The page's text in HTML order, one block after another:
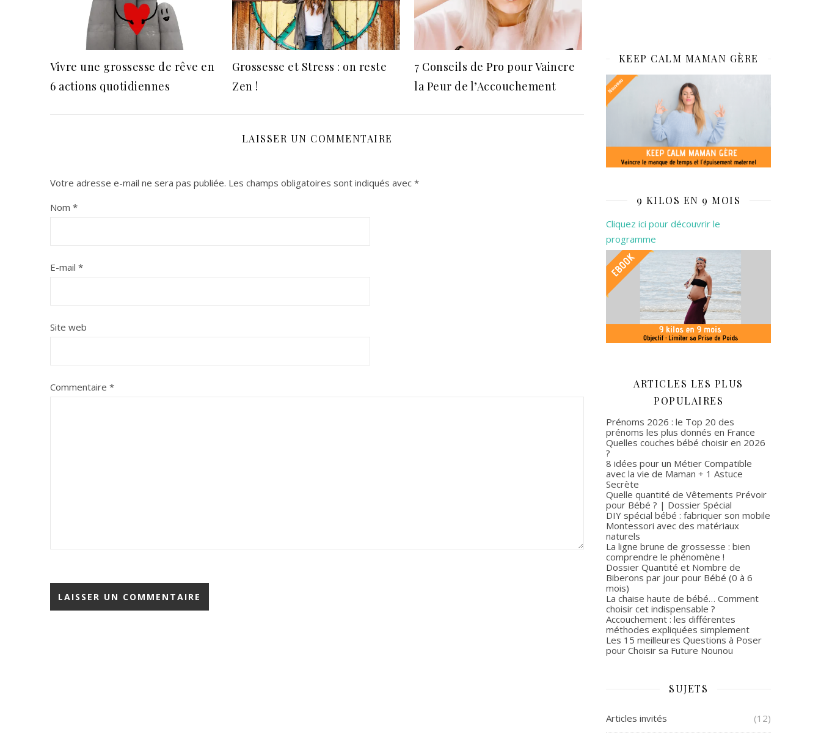
Vivre une grossesse de rêve en
6 actions quotidiennes
Grossesse et Stress : on reste
Zen !
7 Conseils de Pro pour Vaincre
la Peur de l’Accouchement
LAISSER UN COMMENTAIRE
Votre adresse e-mail ne sera pas publiée. Les champs obligatoires sont indiqués avec *
Nom *
E-mail *
Site web
Commentaire *
KEEP CALM MAMAN GÈRE
9 KILOS EN 9 MOIS
Cliquez ici pour découvrir le
programme
ARTICLES LES PLUS
POPULAIRES
Prénoms 2026 : le Top 20 des
prénoms les plus donnés en France
Quelles couches bébé choisir en 2026
?
8 idées pour un Métier Compatible
avec la vie de Maman + 1 Astuce
Secrète
Quelle quantité de Vêtements Prévoir
pour Bébé ? | Dossier Spécial
DIY spécial bébé : fabriquer son mobile
Montessori avec des matériaux
naturels
La ligne brune de grossesse : bien
comprendre le phénomène !
Dossier Quantité et Nombre de
Biberons par jour pour Bébé (0 à 6
mois)
La chaise haute de bébé… Comment
choisir cet indispensable ?
Accouchement : les différentes
méthodes expliquées simplement
Les 15 meilleures Questions à Poser
pour Choisir sa Future Nounou
SUJETS
Articles invités (12)